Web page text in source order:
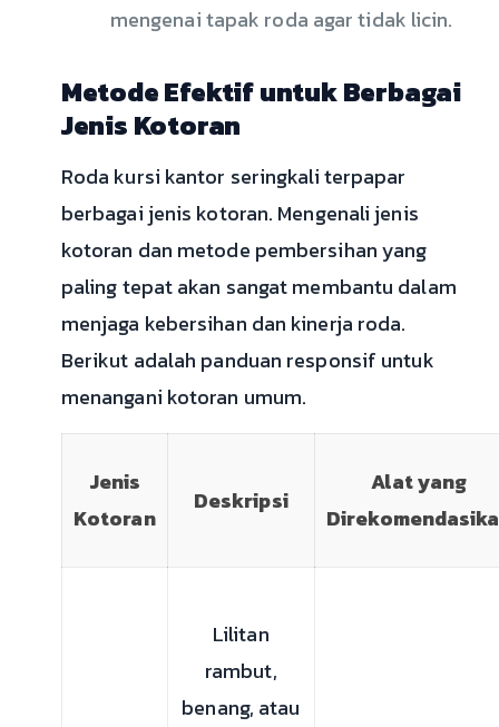
mengenai tapak roda agar tidak licin.
Metode Efektif untuk Berbagai
Jenis Kotoran
Roda kursi kantor seringkali terpapar
berbagai jenis kotoran. Mengenali jenis
kotoran dan metode pembersihan yang
paling tepat akan sangat membantu dalam
menjaga kebersihan dan kinerja roda.
Berikut adalah panduan responsif untuk
menangani kotoran umum.
Jenis
Kotoran
Deskripsi
Alat yang
Lilitan
rambut,
benang, atau